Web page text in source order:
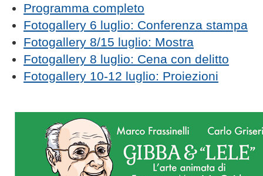
Programma completo
Fotogallery 6 luglio: Conferenza stampa
Fotogallery 8/15 luglio: Mostra
Fotogallery 8 luglio: Cena con delitto
Fotogallery 10-12 luglio: Proiezioni